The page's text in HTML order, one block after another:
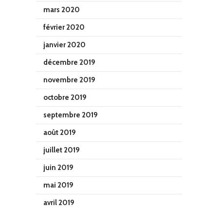
mars 2020
février 2020
janvier 2020
décembre 2019
novembre 2019
octobre 2019
septembre 2019
août 2019
juillet 2019
juin 2019
mai 2019
avril 2019